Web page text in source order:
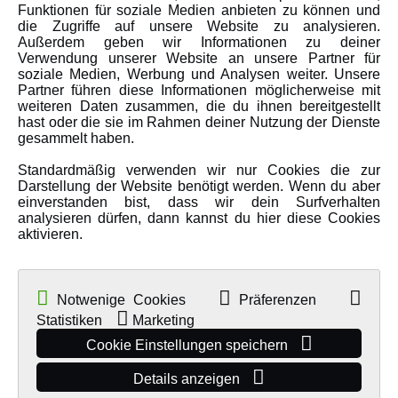
Über uns
Karriere
Amewi Kataloge
MEHR VON AMEWI
AMXRacing - Qualitäts RC-Zubehör
Amewi Construction - Nutzfahrzeuge
Malinos - Die kreative Seite von Amewi
Funktionen für soziale Medien anbieten zu können und
die Zugriffe auf unsere Website zu analysieren.
Außerdem geben wir Informationen zu deiner
Verwendung unserer Website an unsere Partner für
soziale Medien, Werbung und Analysen weiter. Unsere
Partner führen diese Informationen möglicherweise mit
weiteren Daten zusammen, die du ihnen bereitgestellt
hast oder die sie im Rahmen deiner Nutzung der Dienste
gesammelt haben.
Standardmäßig verwenden wir nur Cookies die zur
Darstellung der Website benötigt werden. Wenn du aber
einverstanden bist, dass wir dein Surfverhalten
analysieren dürfen, dann kannst du hier diese Cookies
aktivieren.
Notwenige Cookies
Präferenzen
Statistiken
Marketing
Cookie Einstellungen speichern
Details anzeigen